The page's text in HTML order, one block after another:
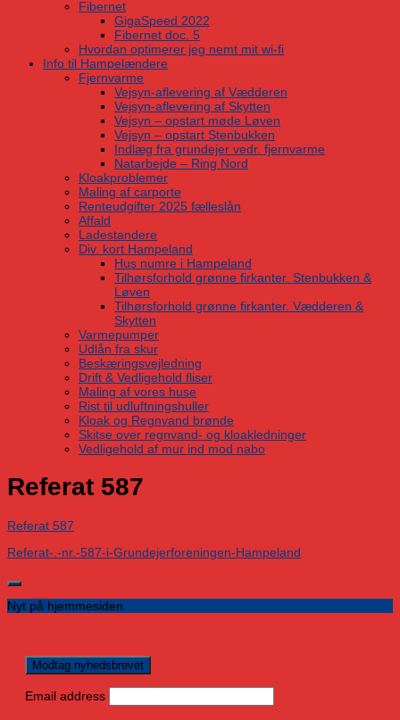
Fibernet
GigaSpeed 2022
Fibernet doc. 5
Hvordan optimerer jeg nemt mit wi-fi
Info til Hampelændere
Fjernvarme
Vejsyn-aflevering af Vædderen
Vejsyn-aflevering af Skytten
Vejsyn – opstart møde Løven
Vejsyn – opstart Stenbukken
Indlæg fra grundejer vedr. fjernvarme
Natarbejde – Ring Nord
Kloakproblemer
Maling af carporte
Renteudgifter 2025 fælleslån
Affald
Ladestandere
Div. kort Hampeland
Hus numre i Hampeland
Tilhørsforhold grønne firkanter. Stenbukken &
Løven
Tilhørsforhold grønne firkanter. Vædderen &
Skytten
Varmepumper
Udlån fra skur
Beskæringsvejledning
Drift & Vedligehold fliser
Maling af vores huse
Rist til udluftningshuller
Kloak og Regnvand brønde
Skitse over regnvand- og kloakledninger
Vedligehold af mur ind mod nabo
Referat 587
Referat 587
Referat-.-nr.-587-i-Grundejerforeningen-Hampeland
Nyt på hjemmesiden
Email address